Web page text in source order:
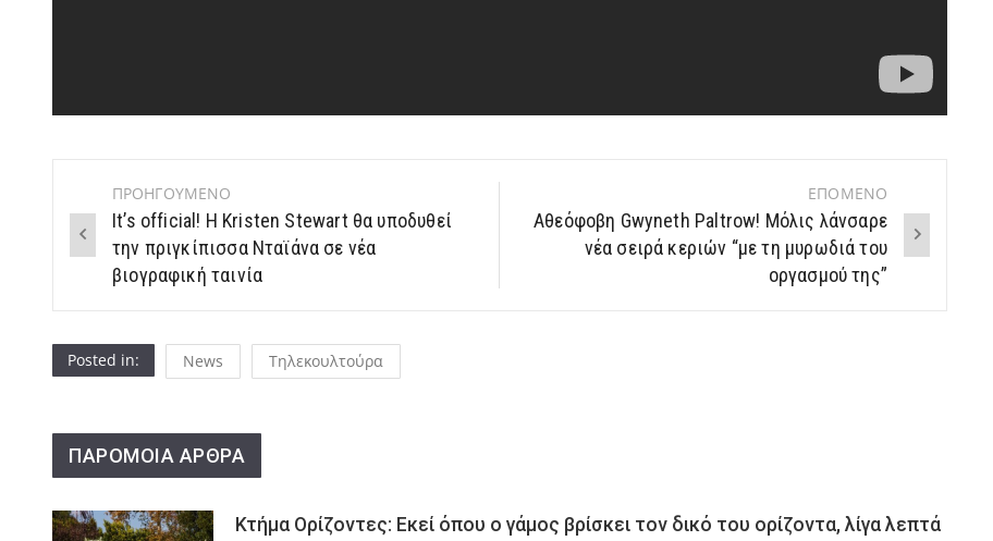
Post
navigation
ΠΡΟΗΓΟΥΜΕΝΟ
It’s official! H Kristen Stewart θα υποδυθεί
την πριγκίπισσα Νταϊάνα σε νέα
βιογραφική ταινία
ΕΠΟΜΕΝΟ
Αθεόφοβη Gwyneth Paltrow! Μόλις λάνσαρε
νέα σειρά κεριών “με τη μυρωδιά του
οργασμού της”
Posted in: News Τηλεκουλτούρα
ΠΑΡΟΜΟΙΑ ΑΡΘΡΑ
Κτήμα Ορίζοντες: Εκεί όπου ο γάμος βρίσκει τον δικό του ορίζοντα, λίγα λεπτά